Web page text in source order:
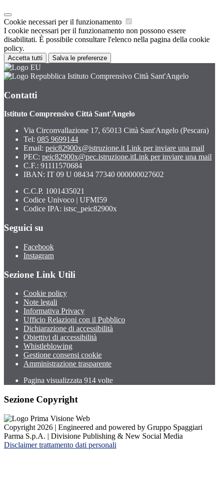
Cookie necessari per il funzionamento
I cookie necessari per il funzionamento non possono essere
disabilitati. È possibile consultare l'elenco nella pagina della cookie
policy.
Accetta tutti Salva le preferenze
Istituto Comprensivo Città Sant'Angelo
Contatti
Istituto Comprensivo Città Sant'Angelo
Via Circonvallazione 17, 65013 Città Sant'Angelo (Pescara)
Tel: 085 9699144
Email: peic82900x@istruzione.it Link per inviare una mail
PEC: peic82900x@pec.istruzione.itLink per inviare una mail
C.F.: 91111570684
IBAN: IT 09 U 08434 77340 000000027602
C.C.P. 1001435021
Codice Univoco | UFMI59
Codice IPA: istsc_peic82900x
Seguici su
Facebook
Instagram
Sezione Link Utili
Cookie policy
Note legali
Informativa Privacy
Ufficio Relazioni con il Pubblico
Dichiarazione di accessibilità
Obiettivi di accessibilità
Whistleblowing
Gestione consensi cookie
Amministrazione trasparente
Pagina visualizzata 914 volte
Sezione Copyright
Copyright 2026 | Engineered and powered by Gruppo Spaggiari
Parma S.p.A. | Divisione Publishing & New Social Media
Disclaimer trattamento dati personali